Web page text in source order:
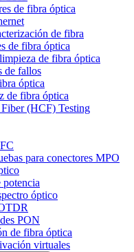
de fibra óptica
de fibra
de fibra óptica
de fibra óptica
de fallos
óptica
de fibra óptica
(HCF) Testing
para conectores MPO
potencia
óptico
PON
de fibra óptica
virtuales